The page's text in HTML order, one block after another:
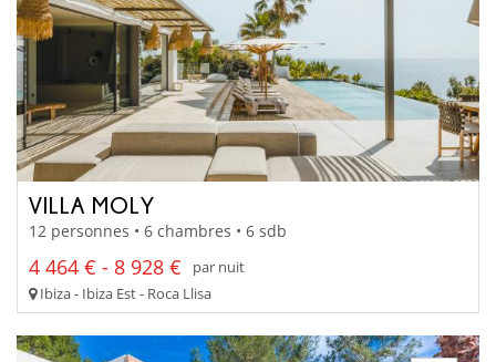
VILLA MOLY
12 personnes • 6 chambres • 6 sdb
4 464 € - 8 928 €
par nuit
Ibiza - Ibiza Est - Roca Llisa